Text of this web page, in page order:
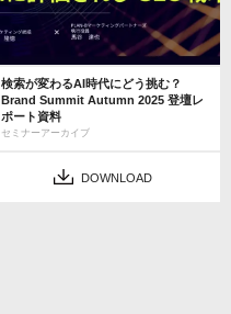
検索が変わるAI時代にどう挑む？
Brand Summit Autumn 2025 登壇レ
ポート資料
セミナーアーカイブ
DOWNLOAD